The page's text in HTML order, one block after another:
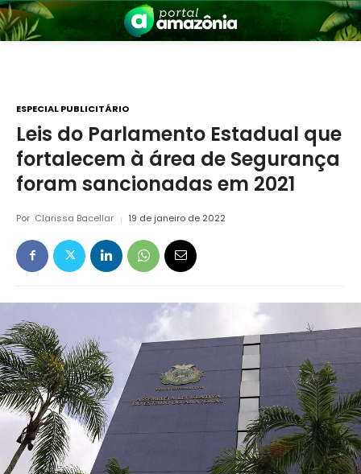
Amazônia
ESPECIAL PUBLICITÁRIO
Leis do Parlamento Estadual que
fortalecem à área de Segurança
foram sancionadas em 2021
Por Clarissa Bacellar 19 de janeiro de 2022